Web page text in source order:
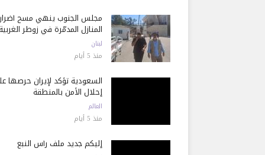
مجلس الجنوب ينهي مسح أضرار
المنازل المدمّرة في زوطر الغربية
لبنان
منذ 5 أيام
السعودية تؤكد لإيران حرصها
إحلال الأمن بالمنطقة
العالم
منذ 5 أيام
إليكم جديد ملف رأس النبع